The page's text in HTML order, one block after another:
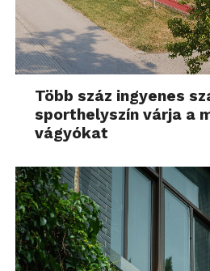
Több száz ingyenes
sporthelyszín várja a
vágyókat